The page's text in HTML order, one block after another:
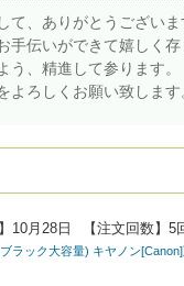
て、ありがとうございま
手伝いができて嬉しく存
う、精進して参ります。
よろしくお願い致します
10月28日 【注文回数】 5
ラック大容量) キヤノン